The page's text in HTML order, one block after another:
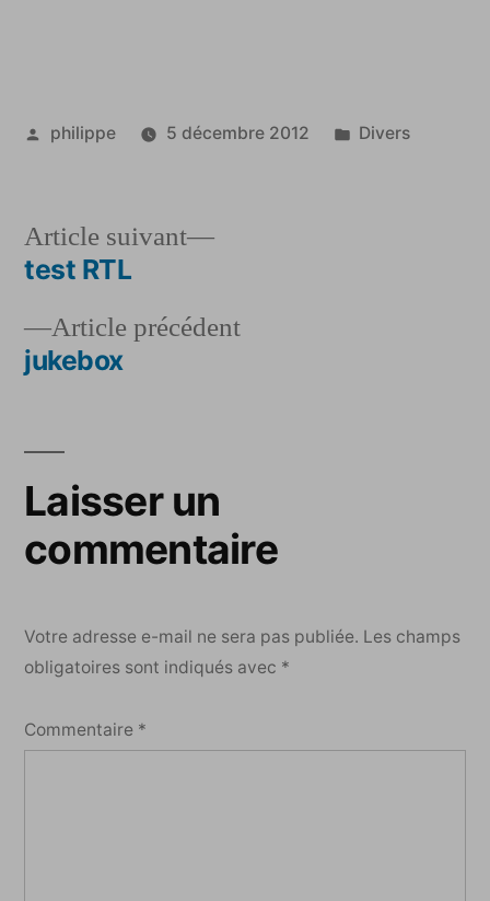
Publié
philippe 5 décembre 2012
Publié
Divers
Navigation
de
l’article
Article précédentArticle
jukebox
Article suivant
Article
test RTL
Laisser un
commentaire
Votre adresse e-mail ne sera pas publiée. Les champs
obligatoires sont indiqués avec *
Commentaire *